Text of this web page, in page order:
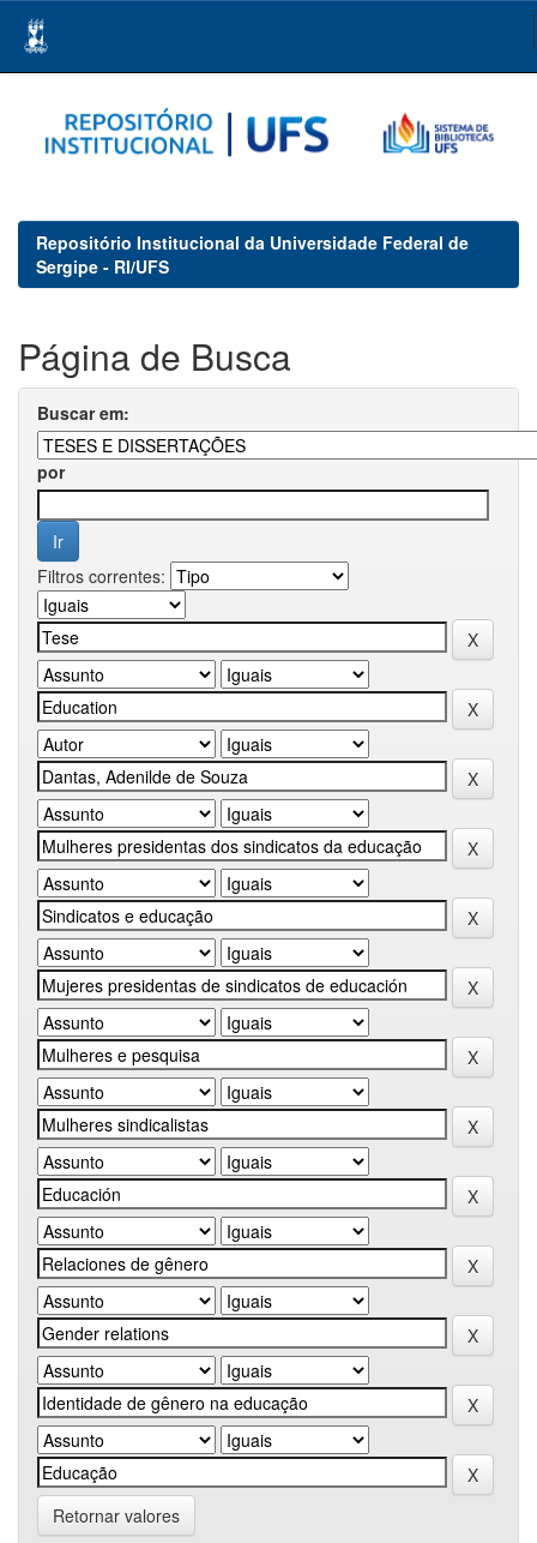
navigation
Repositório Institucional da Universidade Federal de
Sergipe - RI/UFS
Página de Busca
Buscar em:
por
Filtros correntes:
Retornar valores